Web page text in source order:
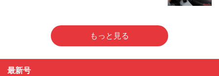
もっと見る
最新号